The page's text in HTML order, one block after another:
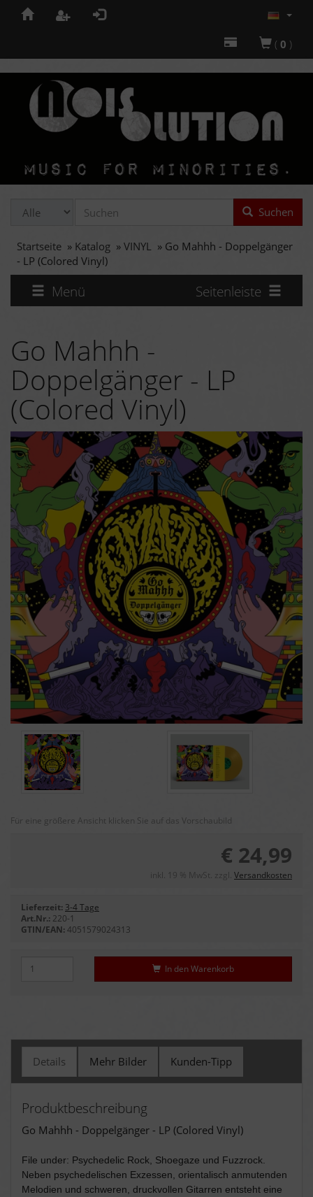
( 0 )
Suchen
Startseite » Katalog » VINYL » Go Mahhh - Doppelgänger
- LP (Colored Vinyl)
Menü Seitenleiste
Go Mahhh -
Doppelgänger - LP
(Colored Vinyl)
Für eine größere Ansicht klicken Sie auf das Vorschaubild
€ 24,99
inkl. 19 % MwSt. zzgl. Versandkosten
Lieferzeit: 3-4 Tage
Art.Nr.: 220-1
GTIN/EAN: 4051579024313
In den Warenkorb
Details Mehr Bilder Kunden-Tipp
Produktbeschreibung
Go Mahhh - Doppelgänger - LP (Colored Vinyl)
File under: Psychedelic Rock, Shoegaze und Fuzzrock.
Neben psychedelischen Exzessen, orientalisch anmutenden
Melodien und schweren, druckvollen Gitarren entsteht eine